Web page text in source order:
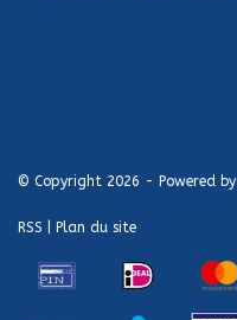
© Copyright 2026 - Powered by
RSS Plan du site